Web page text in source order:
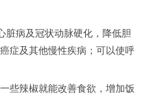
脏病及冠状动脉硬化，降低胆
症及其他慢性疾病；可以使呼
些辣椒就能改善食欲，增加饭